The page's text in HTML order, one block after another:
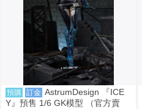
預購 訂金 AstrumDesign 『ICE
Y』預售 1/6 GK模型 （官方賣